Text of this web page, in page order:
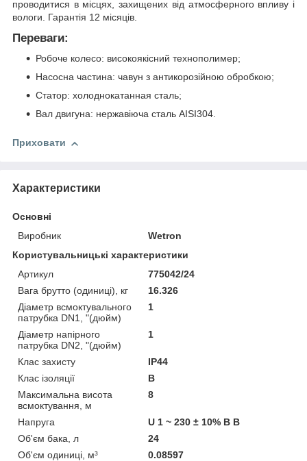
проводитися в місцях, захищених від атмосферного впливу і
вологи. Гарантія 12 місяців.
Переваги:
Робоче колесо: високоякісний технополимер;
Насосна частина: чавун з антикорозійною обробкою;
Статор: холоднокатанная сталь;
Вал двигуна: нержавіюча сталь AISI304.
Приховати
Характеристики
Основні
Виробник
Wetron
Користувальницькі характеристики
Артикул
775042/24
Вага брутто (одиниці), кг
16.326
Діаметр всмоктувального
патрубка DN1, "(дюйм)
1
Діаметр напірного
патрубка DN2, "(дюйм)
1
Клас захисту
IP44
Клас ізоляції
В
Максимальна висота
всмоктування, м
8
Напруга
U 1 ~ 230 ± 10% В В
Об'єм бака, л
24
Об'єм одиниці, м³
0.08597